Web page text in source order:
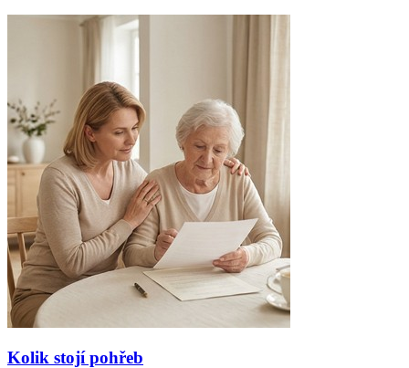
Kolik stojí pohřeb